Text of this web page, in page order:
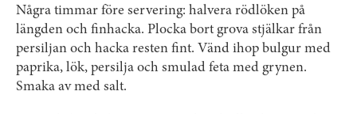
Några timmar före servering: halvera rödlöken på
längden och finhacka. Plocka bort grova stjälkar från
persiljan och hacka resten fint. Vänd ihop bulgur med
paprika, lök, persilja och smulad feta med grynen.
Smaka av med salt.